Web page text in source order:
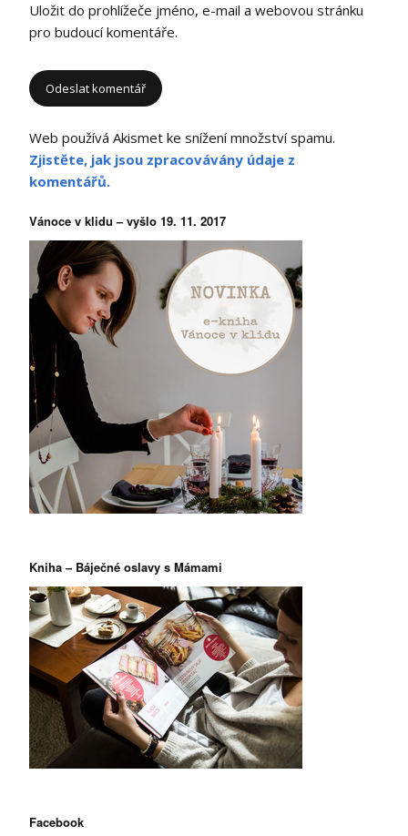
Uložit do prohlížeče jméno, e-mail a webovou stránku
pro budoucí komentáře.
Web používá Akismet ke snížení množství spamu.
Zjistěte, jak jsou zpracovávány údaje z
komentářů.
Vánoce v klidu – vyšlo 19. 11. 2017
Kniha – Báječné oslavy s Mámami
Facebook